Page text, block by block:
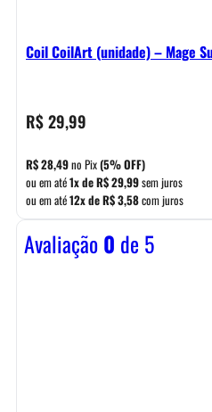
Coil CoilArt (unidade) – Mage
R$29,99
R$28,49no Pix(5% OFF)
ou em até1x deR$29,99sem juros
ou em até12x deR$3,58com juros
Avaliação0 de 5